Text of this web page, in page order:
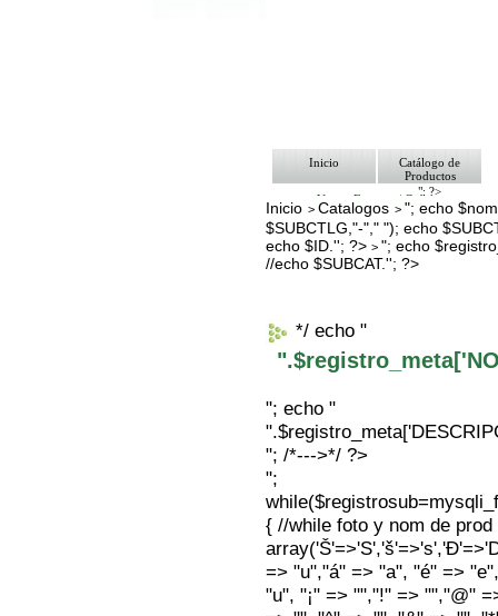
Inicio
Catálogo de
Productos
"; ?>
Ventas Empresa/ Gobierno
Ofertas
Envíos y Formas de Pago
Nosotros
Bolsa de Trabajo
Contacto
Inicio >Catalogos >"; echo
$SUBCTLG,"-"," "); echo
echo $ID.''; ?>>"; echo
//echo $SUBCAT.''; ?>
*/ echo "
"; echo "
"; /*--->*/ ?>
";
{ //while foto y nom de
=> "u","á" => "a", "é" =>
"u", "¡" => "","!" => "","@"